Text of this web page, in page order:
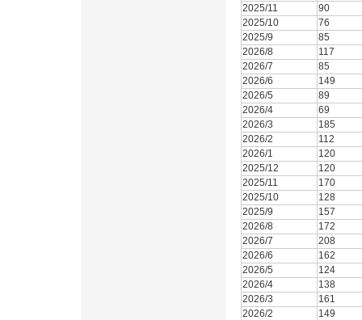
2025/11
90
2025/10
76
2025/9
85
2026/8
117
2026/7
85
2026/6
149
2026/5
89
2026/4
69
2026/3
185
2026/2
112
2026/1
120
2025/12
120
2025/11
170
2025/10
128
2025/9
157
2026/8
172
2026/7
208
2026/6
162
2026/5
124
2026/4
138
2026/3
161
2026/2
149